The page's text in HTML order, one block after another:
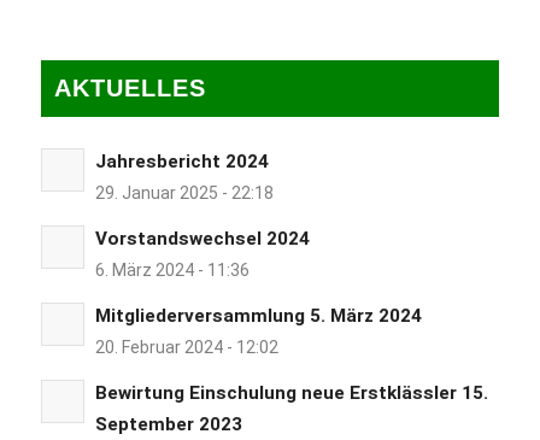
AKTUELLES
Jahresbericht 2024
29. Januar 2025 - 22:18
Vorstandswechsel 2024
6. März 2024 - 11:36
Mitgliederversammlung 5. März 2024
20. Februar 2024 - 12:02
Bewirtung Einschulung neue Erstklässler 15.
September 2023